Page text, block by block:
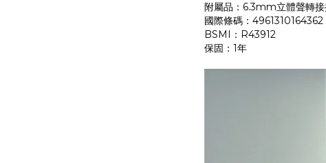
附屬品：6.3mm立體聲轉
國際條碼：4961310164362
BSMI：R43912
保固：1年